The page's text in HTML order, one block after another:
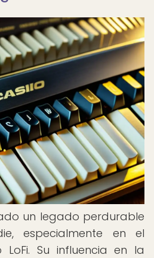
un legado perdurable
especialmente en el
Su influencia en la